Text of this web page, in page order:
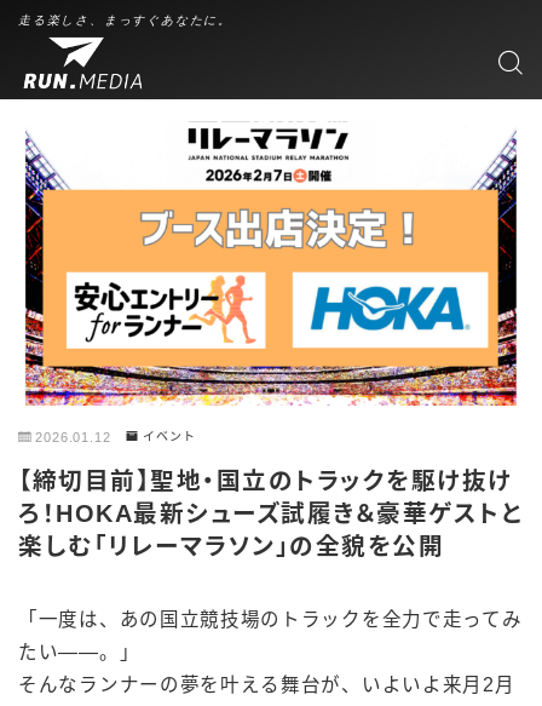
走る楽しさ、まっすぐあなたに。
2026.01.12 イベント
【締切目前】聖地・国立のトラックを駆け抜け
ろ！HOKA最新シューズ試履き＆豪華ゲストと
楽しむ「リレーマラソン」の全貌を公開
「一度は、あの国立競技場のトラックを全力で走ってみ
たい――。」
そんなランナーの夢を叶える舞台が、いよいよ来月2月